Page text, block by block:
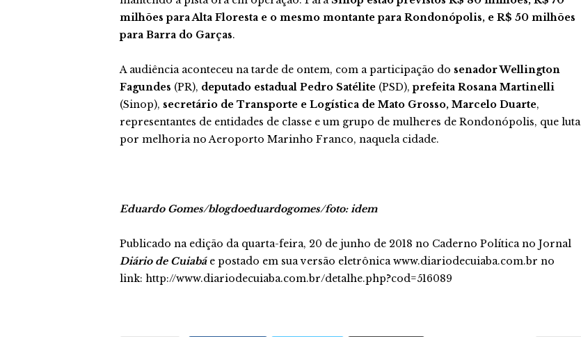
milhões para Alta Floresta e o mesmo montante para Rondonópolis, e R$ 50 milhões
para Barra do Garças.
A audiência aconteceu na tarde de ontem, com a participação do senador Wellington
Fagundes (PR), deputado estadual Pedro Satélite (PSD),prefeita Rosana Martinelli
(Sinop), secretário de Transporte e Logística de Mato Grosso, Marcelo Duarte,
representantes de entidades de classe e um grupo de mulheres de Rondonópolis, que luta
por melhoria no Aeroporto Marinho Franco, naquela cidade.
Eduardo Gomes/blogdoeduardogomes/foto: idem
Publicado na edição da quarta-feira, 20 de junho de 2018 no Caderno Política no Jornal
Diário de Cuiabáe postado em sua versão eletrônica www.diariodecuiaba.com.br no
link: http://www.diariodecuiaba.com.br/detalhe.php?cod=516089